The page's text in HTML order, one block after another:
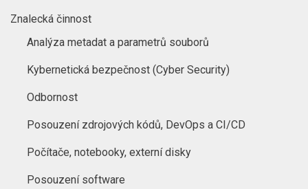
Znalecká činnost
Analýza metadat a parametrů souborů
Kybernetická bezpečnost (Cyber Security)
Odbornost
Posouzení zdrojových kódů, DevOps a CI/CD
Počítače, notebooky, externí disky
Posouzení software